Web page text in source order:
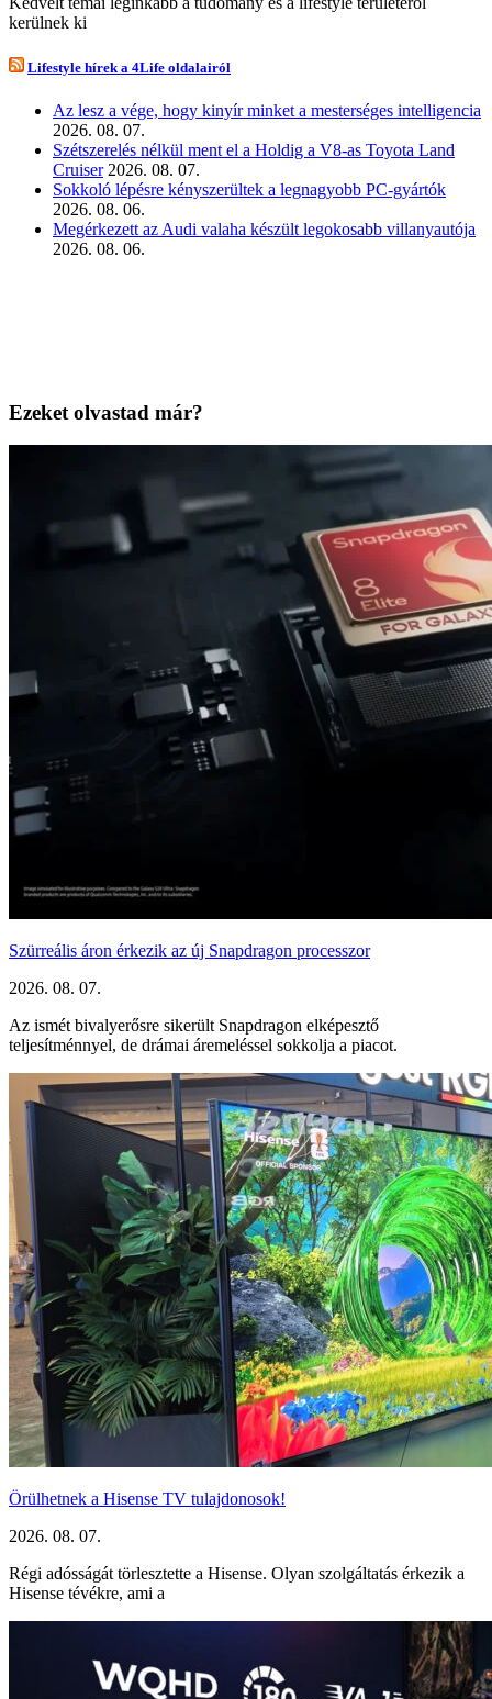
kerülnek ki
Lifestyle hírek a 4Life oldalairól
Az lesz a vége, hogy kinyír minket a mesterséges intelligencia
2026. 08. 07.
Szétszerelés nélkül ment el a Holdig a V8-as Toyota Land
Cruiser 2026. 08. 07.
Sokkoló lépésre kényszerültek a legnagyobb PC-gyártók
2026. 08. 06.
Megérkezett az Audi valaha készült legokosabb villanyautója
2026. 08. 06.
Ezeket olvastad már?
Szürreális áron érkezik az új Snapdragon processzor
2026. 08. 07.
Az ismét bivalyerősre sikerült Snapdragon elképesztő
teljesítménnyel, de drámai áremeléssel sokkolja a piacot.
Örülhetnek a Hisense TV tulajdonosok!
2026. 08. 07.
Régi adósságát törlesztette a Hisense. Olyan szolgáltatás érkezik a
Hisense tévékre, ami a